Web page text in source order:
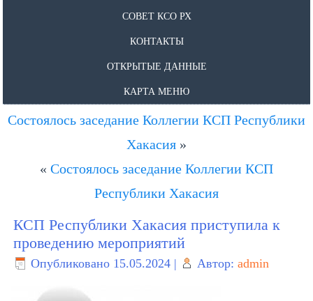
СОВЕТ КСО РХ
КОНТАКТЫ
ОТКРЫТЫЕ ДАННЫЕ
КАРТА МЕНЮ
Состоялось заседание Коллегии КСП Республики
Хакасия »
« Состоялось заседание Коллегии КСП
Республики Хакасия
КСП Республики Хакасия приступила к
проведению мероприятий
Опубликовано 15.05.2024 | Автор: admin